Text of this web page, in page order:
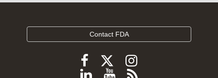
Contact FDA
Follow
FDA
Follow
FDA
Follow
FDA
Follow
ViewSubscribe